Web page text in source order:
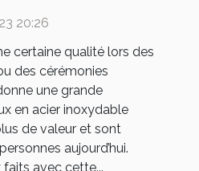
20:26
certaine qualité lors des
des cérémonies
une grande
en acier inoxydable
de valeur et sont
aujourd’hui.
avec cette...